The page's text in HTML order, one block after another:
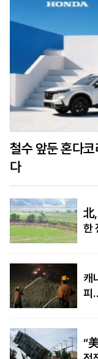
철수 앞둔 혼다
다
北,
한
캐
피
“